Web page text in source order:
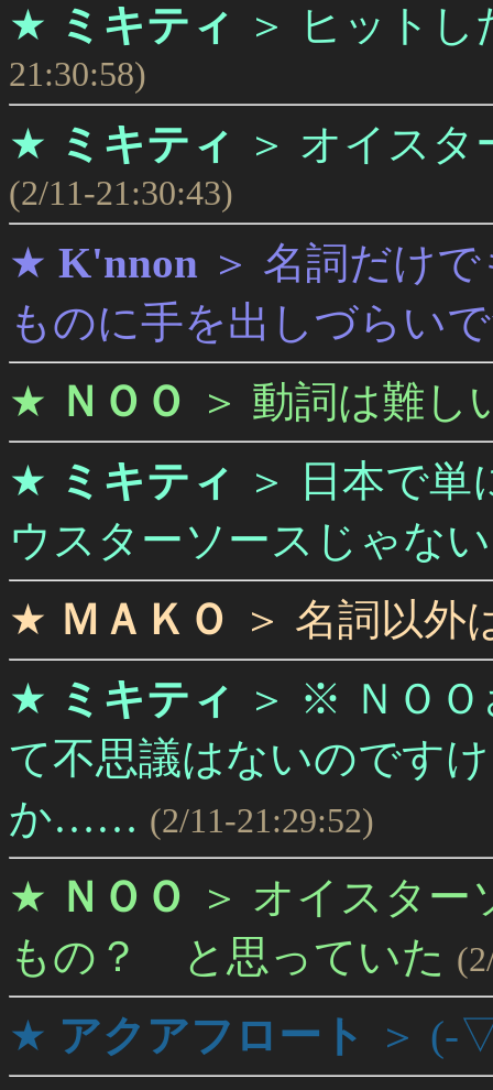
★ ミキティ ＞ ヒットし
21:30:58)
★ ミキティ ＞ オイスタ
(2/11-21:30:43)
★ K'nnon ＞ 名詞だけ
ものに手を出しづらい
★ ＮＯＯ ＞ 動詞は難し
★ ミキティ ＞
日本で
ウスターソースじゃな
★ ＭＡＫＯ ＞ 名詞以外
★ ミキティ ＞ ※ ＮＯＯ
て不思議はないのです
か…… (2/11-21:29:52)
★ ＮＯＯ ＞ オイスター
もの？ と思っていた
★ アクアフロート ＞ (-